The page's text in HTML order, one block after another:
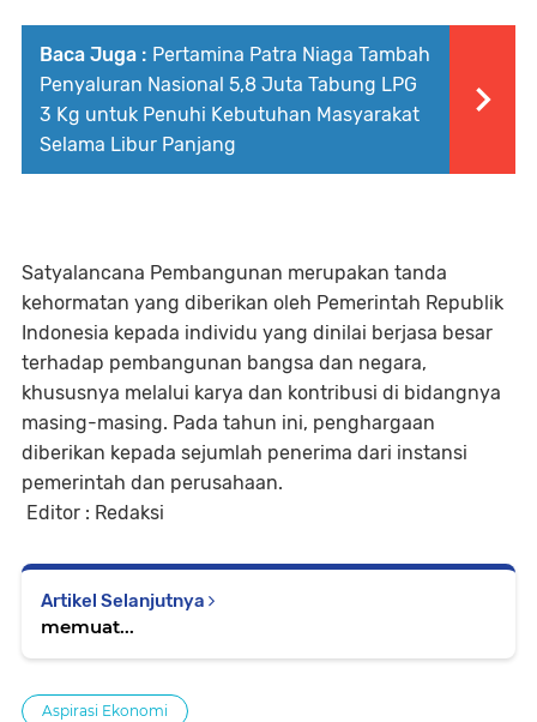
Baca Juga : Pertamina Patra Niaga Tambah
Penyaluran Nasional 5,8 Juta Tabung LPG
3 Kg untuk Penuhi Kebutuhan Masyarakat
Selama Libur Panjang
Satyalancana Pembangunan merupakan tanda
kehormatan yang diberikan oleh Pemerintah Republik
Indonesia kepada individu yang dinilai berjasa besar
terhadap pembangunan bangsa dan negara,
khususnya melalui karya dan kontribusi di bidangnya
masing-masing. Pada tahun ini, penghargaan
diberikan kepada sejumlah penerima dari instansi
pemerintah dan perusahaan.
Editor : Redaksi
Artikel Selanjutnya
memuat...
Aspirasi Ekonomi